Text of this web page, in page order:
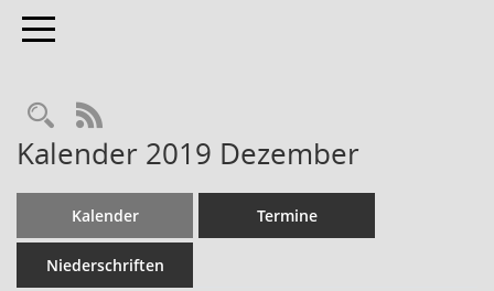
Toggle navigation
RSS-Feed
Kalender 2019 Dezember
Kalender Termine
Niederschriften